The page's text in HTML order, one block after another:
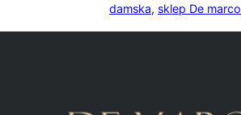
damska, sklep De marco